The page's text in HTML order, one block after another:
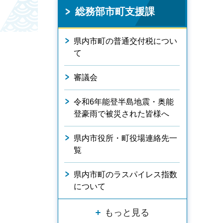
総務部市町支援課
県内市町の普通交付税につい
て
審議会
令和6年能登半島地震・奥能
登豪雨で被災された皆様へ
県内市役所・町役場連絡先一
覧
県内市町のラスパイレス指数
について
もっと見る